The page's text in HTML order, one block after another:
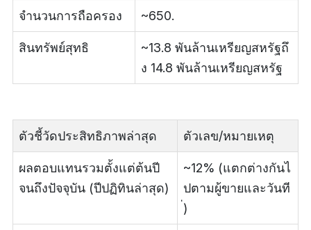
จำนวนการถือครอง ~650.
สินทรัพย์สุทธิ
~13.8 พันล้านเหรียญสหรัฐถึ
ง 14.8 พันล้านเหรียญสหรัฐ
ตัวชี้วัดประสิทธิภาพล่าสุด ตัวเลข/หมายเหตุ
ผลตอบแทนรวมตั้งแต่ต้นปี
จนถึงปัจจุบัน (ปีปฏิทินล่าสุด)
~12% (แตกต่างกันไ
ปตามผู้ขายและวันที
่)